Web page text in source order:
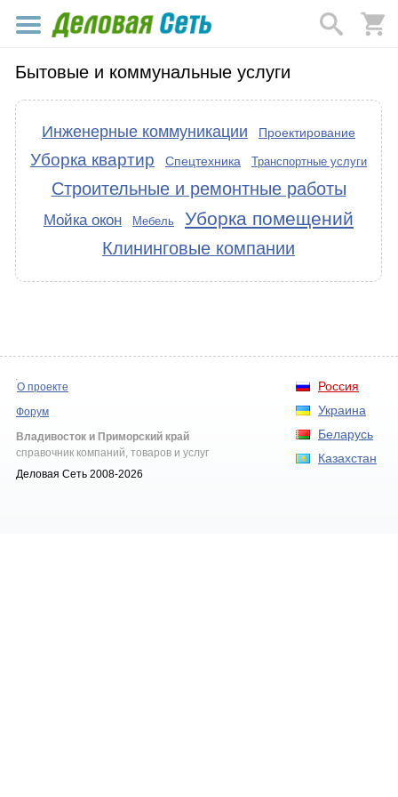
Бытовые и коммунальные услуги
Инженерные коммуникации Проектирование
Уборка квартир Спецтехника Транспортные услуги
Строительные и ремонтные работы
Мойка окон Мебель Уборка помещений
Клининговые компании
Россия
Украина
Беларусь
Казахстан
О проекте
Форум
Владивосток и Приморский край
справочник компаний, товаров и услуг
Деловая Сеть 2008-2026